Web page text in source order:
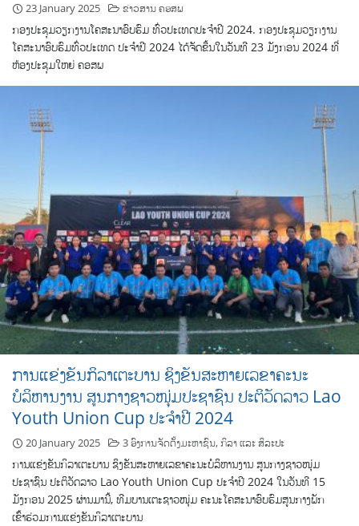
23 January 2025 ຂ່າວສານ ຄອສພ
ກອງປະຊຸມວຽກງານໂຄສະນາອົບຮົມ ທົ່ວປະເທດປະຈຳປີ 2024. ກອງປະຊຸມວຽກງານ
ໂຄສະນາອົບຮົມທົ່ວປະເທດ ປະຈໍາປີ 2024 ໄດ້ຈັດຂື້ນໃນວັນທີ 23 ມັງກອນ 2024 ທີ່
ຫ້ອງປະຊຸມໃຫຍ່ ຄອສພ
ການແຂ່ງຂັນກິລາເຕະບານ ຊິງຂັນສະຫາຍເລຂາຄະນະ
ບໍລິຫານງານ ສູນກາງຊາວໜຸ່ມປະຊາຊົນ ປະຕິວັດລາວ Lao
Youth Union Cup ປະຈຳປີ 2024
20 January 2025 3 ອົງການຈັດຕັ້ງມະຫາຊົນ,ກິລາ ແລະ ສິລະປະ
ການແຂ່ງຂັນກິລາເຕະບານ ຊິງຂັນສະຫາຍເລຂາຄະນະບໍລິຫານງານ ສູນກາງຊາວໜຸ່ມ
ປະຊາຊົນ ປະຕິວັດລາວ Lao Youth Union Cup ປະຈຳປີ 2024 ໃນວັນທີ 15
ມັງກອນ 2025 ຜ່ານມານີ້, ທີມບານເຕະຊາວໜຸ່ມ ຄະນະໂຄສະນາອົບຮົມສູນກາງພັກ
ເຂົ້າຮ່ວມການແຂ່ງຂັນກິລາເຕະບານ